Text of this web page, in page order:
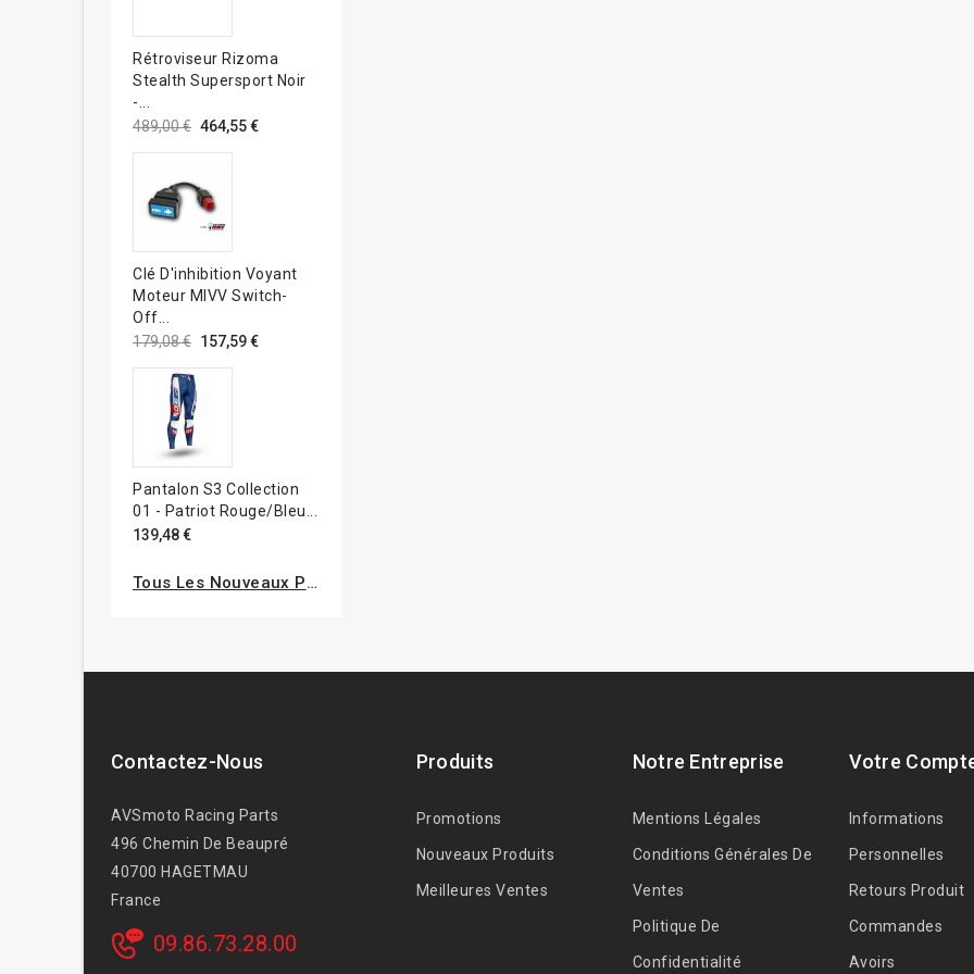
Rétroviseur Rizoma
Stealth Supersport Noir
-...
489,00 € 464,55 €
Clé D'inhibition Voyant
Moteur MIVV Switch-
Off...
179,08 € 157,59 €
Pantalon S3 Collection
01 - Patriot Rouge/bleu...
139,48 €
Tous Les Nouveaux Produits
Contactez-Nous
AVSmoto Racing Parts
496 Chemin De Beaupré
40700 HAGETMAU
France
09.86.73.28.00
Produits
Promotions
Nouveaux Produits
Meilleures Ventes
Notre Entreprise
Mentions Légales
Conditions Générales De
Ventes
Politique De
Confidentialité
Votre
Informations
Personnelles
Retours Produit
Commandes
Avoirs